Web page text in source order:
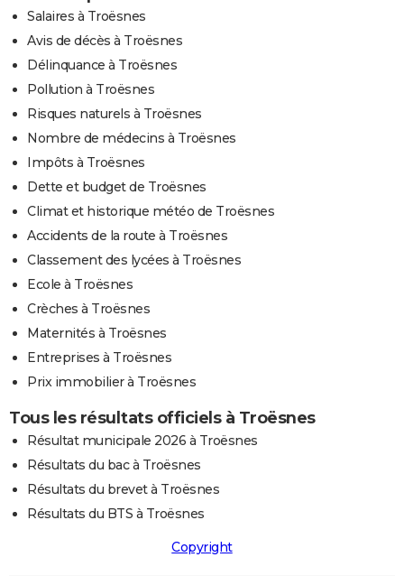
Salaires à Troësnes
Avis de décès à Troësnes
Délinquance à Troësnes
Pollution à Troësnes
Risques naturels à Troësnes
Nombre de médecins à Troësnes
Impôts à Troësnes
Dette et budget de Troësnes
Climat et historique météo de Troësnes
Accidents de la route à Troësnes
Classement des lycées à Troësnes
Ecole à Troësnes
Crèches à Troësnes
Maternités à Troësnes
Entreprises à Troësnes
Prix immobilier à Troësnes
Tous les résultats officiels à Troësnes
Résultat municipale 2026 à Troësnes
Résultats du bac à Troësnes
Résultats du brevet à Troësnes
Résultats du BTS à Troësnes
Copyright